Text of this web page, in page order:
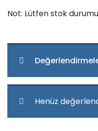
Not: Lütfen stok
Henüz